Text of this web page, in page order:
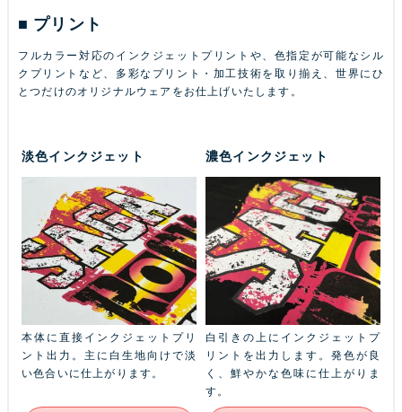
プリント
フルカラー対応のインクジェットプリントや、色指定が可能なシル
クプリントなど、多彩なプリント・加工技術を取り揃え、世界にひ
とつだけのオリジナルウェアをお仕上げいたします。
淡色インクジェット
本体に直接インクジェットプリ
ント出力。主に白生地向けで淡
い色合いに仕上がります。
濃色インクジェット
白引きの上にインクジェットプ
リントを出力します。発色が良
く、鮮やかな色味に仕上がりま
す。